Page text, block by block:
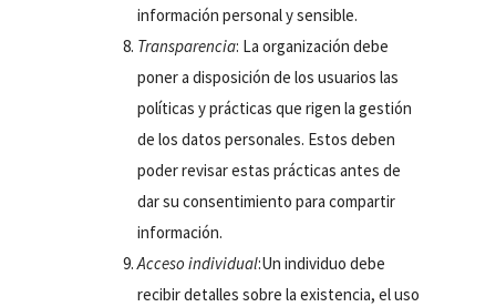
información personal y sensible.
Transparencia: La organización debe
poner a disposición de los usuarios las
políticas y prácticas que rigen la gestión
de los datos personales. Estos deben
poder revisar estas prácticas antes de
dar su consentimiento para compartir
información.
Acceso individual:Un individuo debe
recibir detalles sobre la existencia, el uso